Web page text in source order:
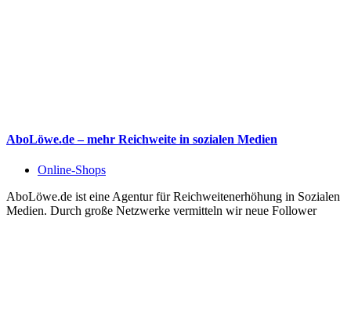
AboLöwe.de – mehr Reichweite in sozialen Medien
Online-Shops
AboLöwe.de ist eine Agentur für Reichweitenerhöhung in Sozialen
Medien. Durch große Netzwerke vermitteln wir neue Follower